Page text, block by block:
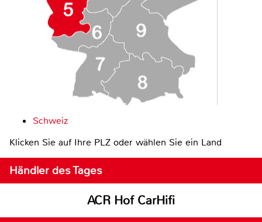
Schweiz
Klicken Sie auf Ihre PLZ oder wählen Sie ein Land
Händler des Tages
ACR Hof CarHifi